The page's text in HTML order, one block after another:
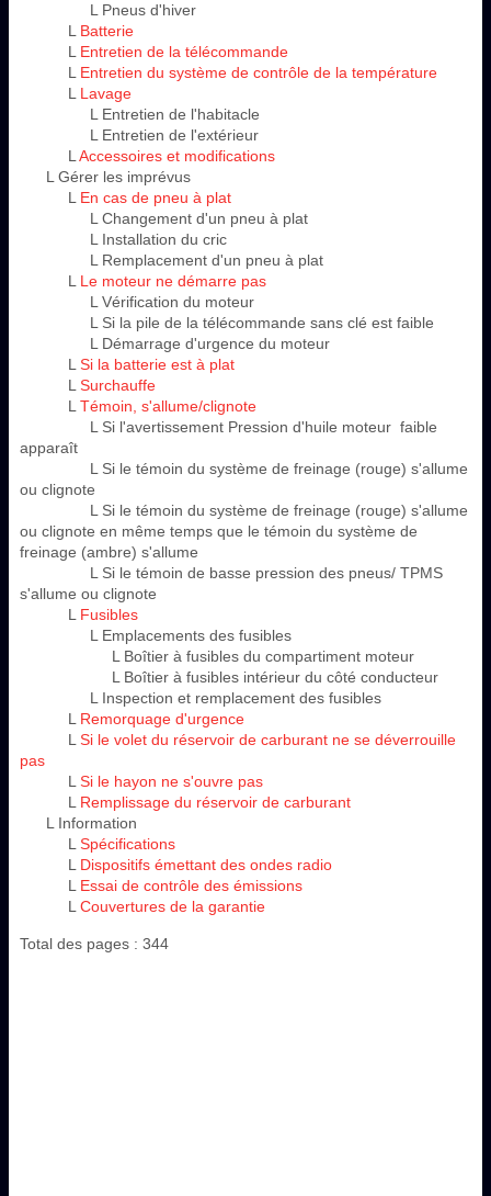
L Pneus d'hiver
L Batterie
L Entretien de la télécommande
L Entretien du système de contrôle de la température
L Lavage
L Entretien de l'habitacle
L Entretien de l'extérieur
LAccessoires et modifications
L Gérer les imprévus
L En cas de pneu à plat
L Changement d'un pneu à plat
L Installation du cric
L Remplacement d'un pneu à plat
L Le moteur ne démarre pas
L Vérification du moteur
L Si la pile de la télécommande sans clé est faible
L Démarrage d'urgence du moteur
LSi la batterie est à plat
LSurchauffe
LTémoin, s'allume/clignote
L Si l'avertissement Pression d'huile moteur faible
apparaît
L Si le témoin du système de freinage (rouge) s'allume
ou clignote
L Si le témoin du système de freinage (rouge) s'allume
ou clignote en même temps que le témoin du système de
freinage (ambre) s'allume
L Si le témoin de basse pression des pneus/ TPMS
s'allume ou clignote
L Fusibles
L Emplacements des fusibles
L Boîtier à fusibles du compartiment moteur
L Boîtier à fusibles intérieur du côté conducteur
L Inspection et remplacement des fusibles
L Remorquage d'urgence
LSi le volet du réservoir de carburant ne se déverrouille
pas
LSi le hayon ne s'ouvre pas
L Remplissage du réservoir de carburant
L Information
LSpécifications
L Dispositifs émettant des ondes radio
L Essai de contrôle des émissions
LCouvertures de la garantie
Total des pages : 344